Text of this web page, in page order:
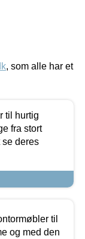
, som alle har et
til hurtig
fra stort
se deres
til
og med den